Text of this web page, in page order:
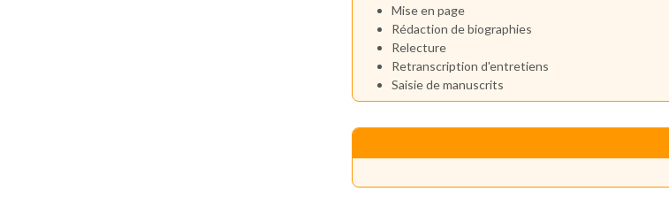
Mise en page
Rédaction de biographies
Relecture
Retranscription d'entretiens
Saisie de manuscrits